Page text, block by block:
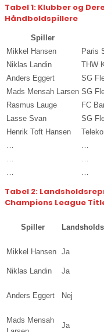
Tabel 1: Klubber og
Håndboldspillere
Spiller
Mikkel Hansen
Paris
Niklas Landin
THW
Anders Eggert
SG
Mads Mensah Larsen SG
Rasmus Lauge
FC
Lasse Svan
SG
Henrik Toft Hansen
…
…
…
…
…
…
Tabel 2:
Champions League
Spiller
Mikkel Hansen Ja
Niklas Landin
Ja
Anders Eggert Nej
Mads Mensah
Ja